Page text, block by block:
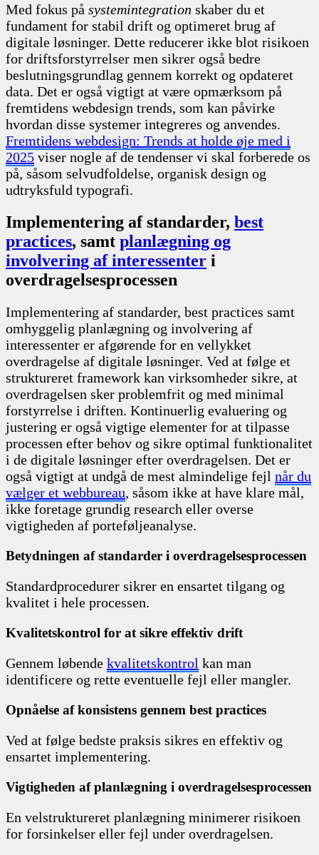
Med fokus på systemintegration skaber du et
fundament for stabil drift og optimeret brug af
digitale løsninger. Dette reducerer ikke blot risikoen
for driftsforstyrrelser men sikrer også bedre
beslutningsgrundlag gennem korrekt og opdateret
data. Det er også vigtigt at være opmærksom på
fremtidens webdesign trends, som kan påvirke
hvordan disse systemer integreres og anvendes.
Fremtidens webdesign: Trends at holde øje med i
2025 viser nogle af de tendenser vi skal forberede os
på, såsom selvudfoldelse, organisk design og
udtryksfuld typografi.
Implementering af standarder, best
practices, samt planlægning og
involvering af interessenter i
overdragelsesprocessen
Implementering af standarder, best practices samt
omhyggelig planlægning og involvering af
interessenter er afgørende for en vellykket
overdragelse af digitale løsninger. Ved at følge et
struktureret framework kan virksomheder sikre, at
overdragelsen sker problemfrit og med minimal
forstyrrelse i driften. Kontinuerlig evaluering og
justering er også vigtige elementer for at tilpasse
processen efter behov og sikre optimal funktionalitet
i de digitale løsninger efter overdragelsen. Det er
også vigtigt at undgå de mest almindelige fejl når du
vælger et webbureau, såsom ikke at have klare mål,
ikke foretage grundig research eller overse
vigtigheden af porteføljeanalyse.
Betydningen af standarder i overdragelsesprocessen
Standardprocedurer sikrer en ensartet tilgang og
kvalitet i hele processen.
Kvalitetskontrol for at sikre effektiv drift
Gennem løbende kvalitetskontrol kan man
identificere og rette eventuelle fejl eller mangler.
Opnåelse af konsistens gennem best practices
Ved at følge bedste praksis sikres en effektiv og
ensartet implementering.
Vigtigheden af planlægning i overdragelsesprocessen
En velstruktureret planlægning minimerer risikoen
for forsinkelser eller fejl under overdragelsen.